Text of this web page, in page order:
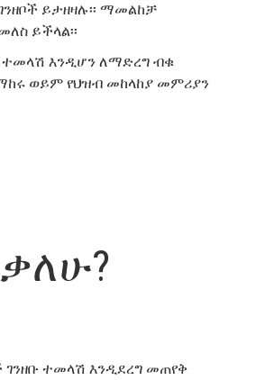
ይታዘዛሉ፡፡ ማመልከቻ
ይችላል፡፡
ተመላሽ እንዲሆን ለማድረግ ብቁ
ወይም የህዝብ መከላከያ መምሪያን
ገንዘቡ ተመላሽ እንዲደረግ መጠየቅ